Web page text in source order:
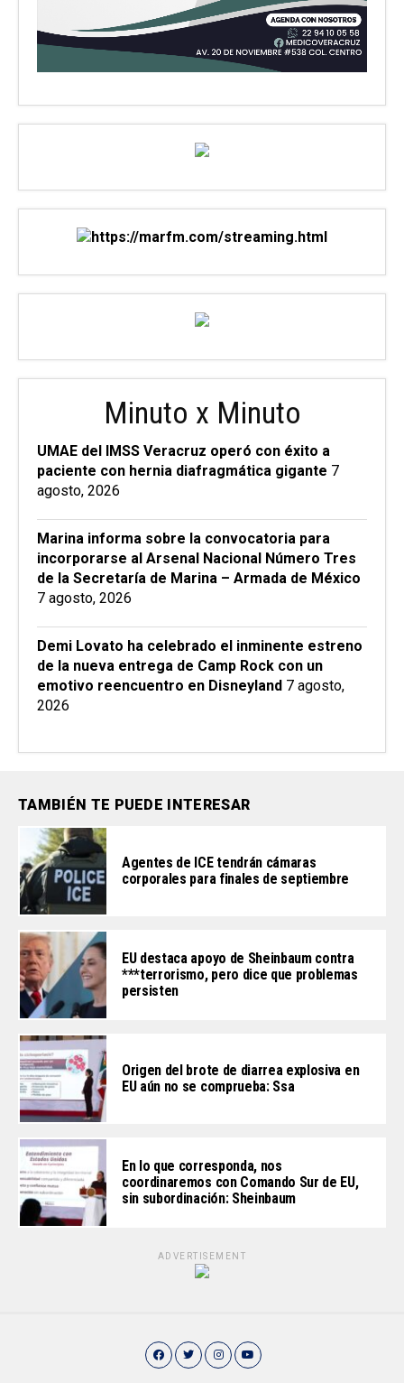
Minuto x Minuto
UMAE del IMSS Veracruz operó con éxito a
paciente con hernia diafragmática gigante 7
agosto, 2026
Marina informa sobre la convocatoria para
incorporarse al Arsenal Nacional Número Tres
de la Secretaría de Marina – Armada de México
7 agosto, 2026
Demi Lovato ha celebrado el inminente estreno
de la nueva entrega de Camp Rock con un
emotivo reencuentro en Disneyland 7 agosto,
2026
TAMBIÉN TE PUEDE INTERESAR
Agentes de ICE tendrán cámaras
corporales para finales de septiembre
EU destaca apoyo de Sheinbaum contra
***terrorismo, pero dice que problemas
persisten
Origen del brote de diarrea explosiva en
EU aún no se comprueba: Ssa
En lo que corresponda, nos
coordinaremos con Comando Sur de EU,
sin subordinación: Sheinbaum
ADVERTISEMENT